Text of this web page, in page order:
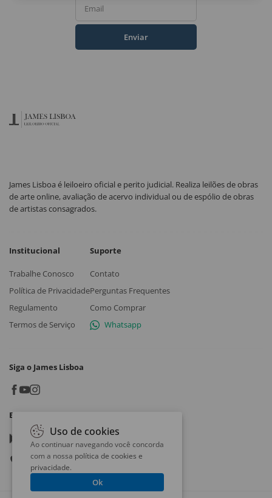
Email
Enviar
James Lisboa é leiloeiro oficial e perito judicial. Realiza leilões de obras
de arte online, avaliação de acervo individual ou de espólio de obras
de artistas consagrados.
Institucional
Trabalhe Conosco
Política de Privacidade
Regulamento
Termos de Serviço
Suporte
Contato
Perguntas Frequentes
Como Comprar
Whatsapp
Siga o James Lisboa
Baixe o App
Google play
App store
Uso de cookies
Ao continuar navegando você concorda
com a nossa política de cookies e
privacidade.
Ok